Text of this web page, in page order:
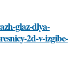
glaz-dlya-
2d-v-izgibe-